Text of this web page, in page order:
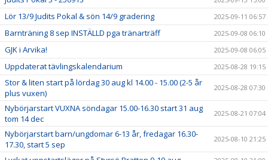
Lör 13/9 Judits Pokal & sön 14/9 gradering 2025-09-11 06:57
Barnträning 8 sep INSTÄLLD pga tränarträff 2025-09-08 06:10
GJK i Arvika! 2025-09-08 06:05
Uppdaterat tävlingskalendarium 2025-08-28 19:15
Stor & liten start på lördag 30 aug kl 14.00 - 15.00 (2-5 år
plus vuxen)
2025-08-28 07:30
Nybörjarstart VUXNA söndagar 15.00-16.30 start 31 aug
tom 14 dec
2025-08-21 07:04
Nybörjarstart barn/ungdomar 6-13 år, fredagar 16.30-
17.30, start 5 sep
2025-08-10 21:25